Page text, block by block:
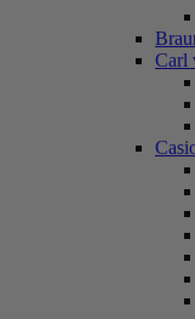
Carl